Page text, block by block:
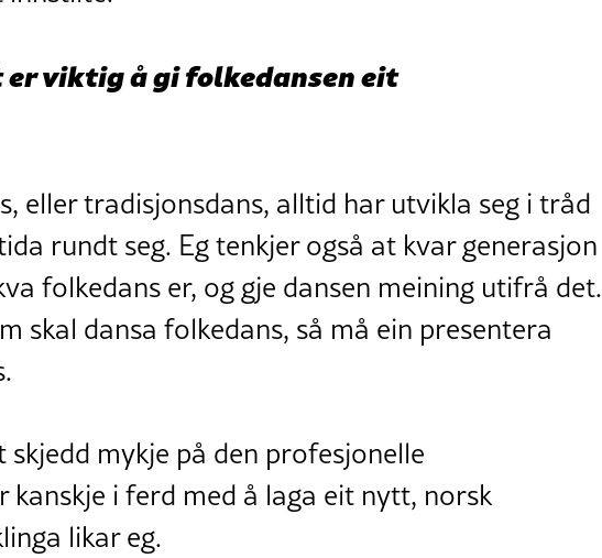
er viktig å gi folkedansen eit
eller tradisjonsdans, alltid har utvikla seg i tråd
rundt seg. Eg tenkjer også at kvar generasjon
folkedans er, og gje dansen meining utifrå det.
skal dansa folkedans, så må ein presentera
mykje på den profesjonelle
kanskje i ferd med å laga eit nytt, norsk
likar eg.